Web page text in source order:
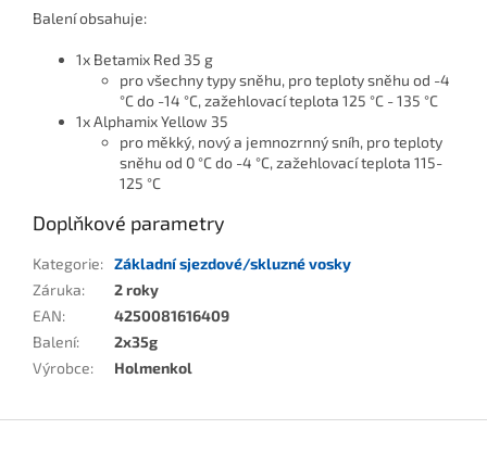
Balení obsahuje:
1x Betamix Red 35 g
pro všechny typy sněhu, pro teploty sněhu od -4
°C do -14 °C, zažehlovací teplota 125 °C - 135 °C
1x Alphamix Yellow 35
pro měkký, nový a jemnozrnný sníh, pro teploty
sněhu od 0 °C do -4 °C, zažehlovací teplota 115-
125 °C
Doplňkové parametry
Kategorie: Základní sjezdové/skluzné vosky
Záruka:
2 roky
EAN:
4250081616409
Balení:
2x35g
Výrobce: Holmenkol